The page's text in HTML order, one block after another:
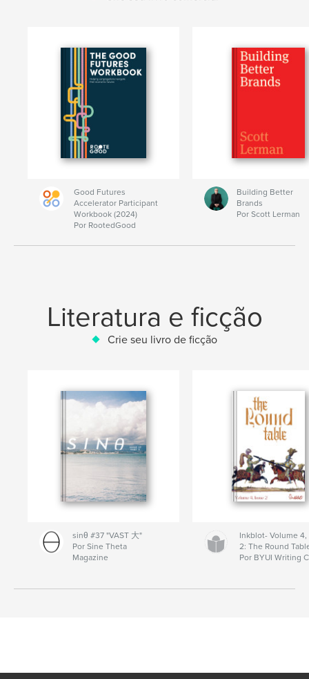
Good Futures
Accelerator Participant
Workbook (2024)
Por RootedGood
Building Better
Brands
Por Scott Lerman
Literatura e ficção
Crie seu livro de ficção
sinθ #37 "VAST 大"
Por Sine Theta
Magazine
Inkblot- Volume 4,
2: The Round
Por BYUI Writing